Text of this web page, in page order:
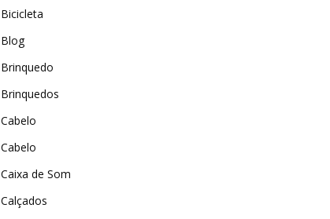
Bicicleta
Blog
Brinquedo
Brinquedos
Cabelo
Cabelo
Caixa de Som
Calçados